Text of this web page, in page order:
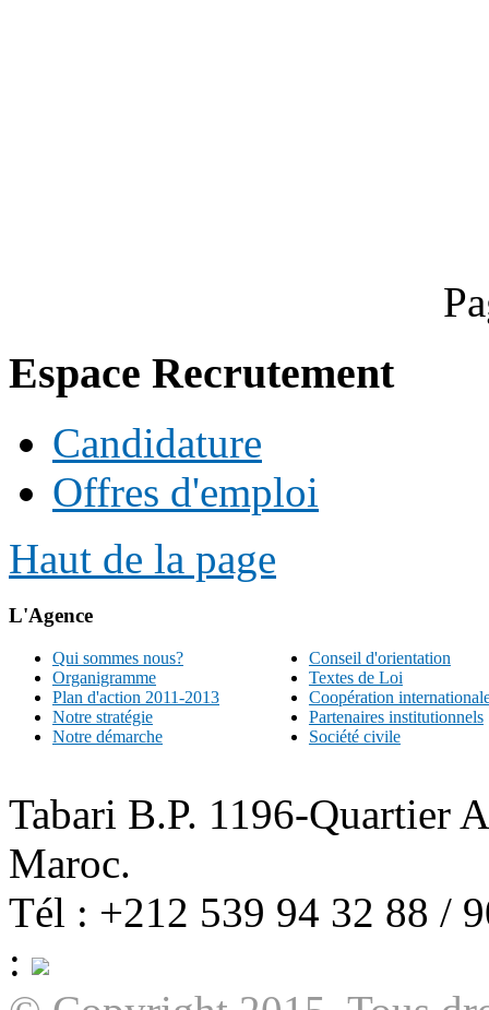
Espace Recrutement
Candidature
Offres d'emploi
Haut de la page
L'Agence
Qui sommes nous?
Organigramme
Plan d'action 2011-2013
Notre stratégie
Notre démarche
Conseil d'orientation
Textes de Loi
Coopération
Partenaires institutionnels
Société civile
Tabari B.P. 1196-Quartier
Maroc.
Tél : +212 539 94 32 88 /
: